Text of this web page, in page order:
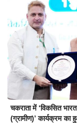
चकराता में ‘विकसित
(ग्रामीण)’ कार्यक्रम का